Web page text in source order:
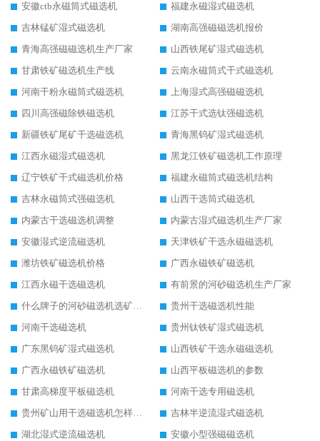
安徽ctb永磁筒式磁选机
福建永磁湿式磁选机
吉林锰矿湿式磁选机
湖南高强磁磁选机报价
青海高强磁磁选机生产厂家
山西铁尾矿湿式磁选机
甘肃铁矿磁选机生产线
云南永磁筒式干式磁选机
河南干粉永磁筒式磁选机
上海湿式高强磁磁选机
四川高强磁除铁磁选机
江苏干式选钛强磁选机
新疆铁矿尾矿干选磁选机
青海黑钨矿湿式磁选机
江西永磁湿式磁选机
黑龙江铁矿磁选机工作原理
辽宁铁矿干式磁选机价格
福建永磁筒式磁选机结构
吉林永磁筒式强磁选机
山西干选筒式磁选机
内蒙古干选磁选机调整
内蒙古湿式磁选机生产厂家
安徽湿式逆流磁选机
天津铁矿干选永磁磁选机
潍坊铁矿磁选机价格
广西永磁铁矿磁选机
江西永磁干选磁选机
有前景的河砂磁选机生产厂家
什么牌子的河砂磁选机选矿效果好
贵州干选磁选机性能
河南干选磁选机
贵州钛铁矿湿式磁选机
广东黑钨矿湿式磁选机
山西铁矿干选永磁磁选机
广西永磁铁矿磁选机
山西平板磁选机的参数
甘肃高梯度平板磁选机
河南干选专用磁选机
贵州矿山用干选磁选机怎样调磁
吉林半逆流湿式磁选机
湖北湿式逆流磁选机
安徽小型强磁磁选机